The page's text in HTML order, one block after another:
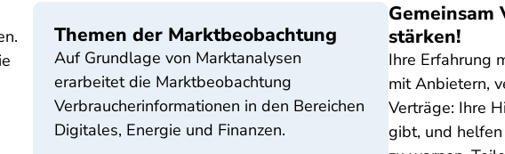
Themen der Marktbeobachtung
Auf Grundlage von Marktanalysen
erarbeitet die Marktbeobachtung
Verbraucherinformationen in den Bereichen
Digitales, Energie und Finanzen.
Gemeinsam
stärken!
Ihre Erfahrung
mit Anbietern,
Verträge: Ihre
gibt, und helfen